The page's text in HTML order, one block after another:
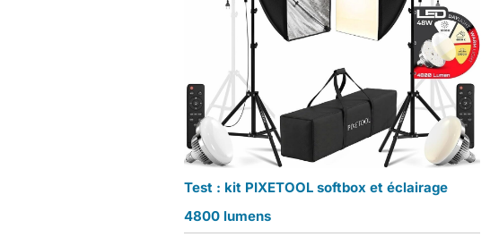
Test : kit PIXETOOL softbox et éclairage
4800 lumens